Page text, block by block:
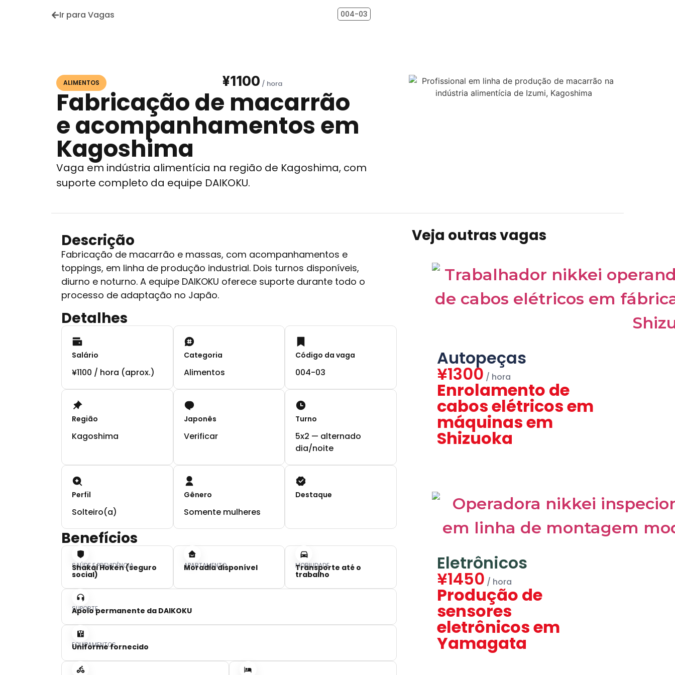
Ir para Vagas 004-03
ALIMENTOS ¥1100
Fabricação de macarrão
e acompanhamentos em
Kagoshima
Vaga em indústria alimentícia na região de Kagoshima, com
suporte completo da equipe DAIKOKU.
Descrição
Fabricação de macarrão e massas, com acompanhamentos e
toppings, em linha de produção industrial. Dois turnos disponíveis,
diurno e noturno. A equipe DAIKOKU oferece suporte durante todo o
processo de adaptação no Japão.
Detalhes
Salário
¥1100 / hora (aprox.)
Categoria
Alimentos
Código da vaga
004-03
Região
Kagoshima
Japonês
Verificar
Turno
5x2 — alternado
dia/noite
Perfil
Solteiro(a)
Gênero
Somente mulheres
Destaque
Benefícios
SAÚDE E PREVIDÊNCIA
Shakai Hoken (seguro
social)
APARTAMENTO
Moradia disponível MOBILIDADE
Transporte até o
trabalho
SUPORTE
Apoio permanente da DAIKOKU
EQUIPAMENTOS
Uniforme fornecido
Veja outras vagas
Autopeças
¥1300
Enrolamento de
cabos elétricos em
máquinas em
Shizuoka
Eletrônicos
¥1450
Produção de
sensores
eletrônicos em
Yamagata